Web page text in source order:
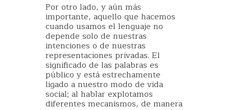
Por otro lado, y aún más
importante, aquello que hacemos
cuando usamos el lenguaje no
depende solo de nuestras
intenciones o de nuestras
representaciones privadas. El
significado de las palabras es
público y está estrechamente
ligado a nuestro modo de vida
social; al hablar explotamos
diferentes mecanismos, de manera